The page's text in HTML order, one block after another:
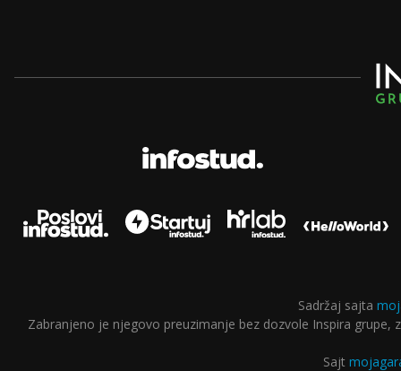
Sadržaj sajta
Zabranjeno je njegovo preuzimanje bez dozvole Inspira
Sajt